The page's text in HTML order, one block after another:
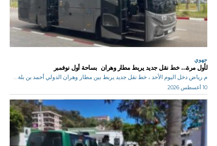
جهوي
لأول مرة… خط نقل جديد يربط مطار وهران بساحة أول نوفمبر
م.رياض دخل اليوم الأحد ، خط نقل جديد يربط بين مطار وهران الدولي أحمد بن بلة...
10 أغسطس 2026